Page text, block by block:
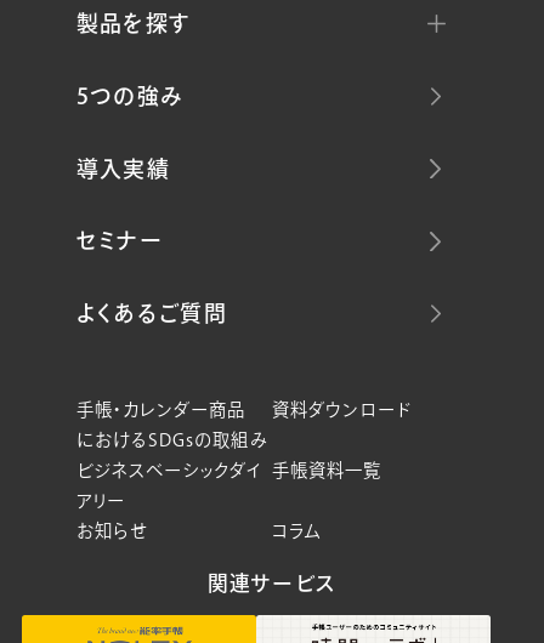
製品を探す
5つの強み
導入実績
セミナー
よくあるご質問
手帳・カレンダー商品
におけるSDGsの取組み
資料ダウンロード
ビジネスベーシックダイ
アリー
手帳資料一覧
お知らせ コラム
関連サービス